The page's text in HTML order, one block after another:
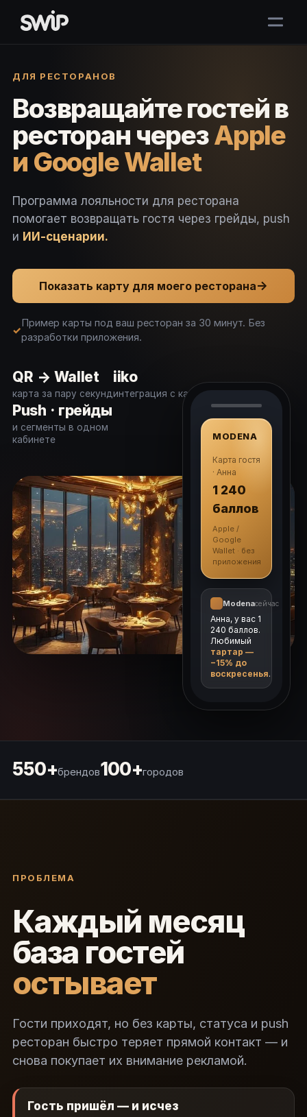
ДЛЯ РЕСТОРАНОВ
Возвращайте гостей в
ресторан черезApple
и Google Wallet
Программа лояльности для ресторана
помогает возвращать гостя через грейды, push
и ИИ-сценарии.
Показать карту для моего ресторана→
Пример карты под ваш ресторан за 30 минут. Без
разработки приложения.
QR → Wallet
карта за пару секунд
iiko
интеграция с кассой
Push · грейды
и сегменты в одном
кабинете
MODENA
Карта гостя
· Анна
1 240
баллов
Apple /
Google
Wallet · без
приложения
Modenaсейчас
Анна, у вас 1
240 баллов.
Любимый
тартар —
−15% до
воскресенья.
550+брендов100+городов
ПРОБЛЕМА
Каждый месяц
база гостей
остывает
Гости приходят, но без карты, статуса и push
ресторан быстро теряет прямой контакт — и
снова покупает их внимание рекламой.
Гость пришёл — и исчез